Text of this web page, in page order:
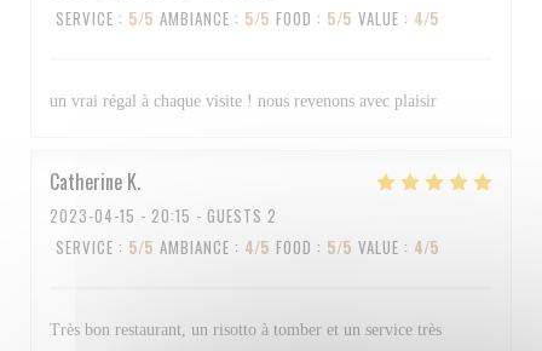
SERVICE : 5/5 AMBIANCE : 5/5 FOOD : 5/5 VALUE : 4/5
un vrai régal à chaque visite ! nous revenons avec plaisir
Catherine K
2023-04-15 - 20:15 - GUESTS 2
SERVICE : 5/5 AMBIANCE : 4/5 FOOD : 5/5 VALUE : 4/5
Très bon restaurant, un risotto à tomber et un service très